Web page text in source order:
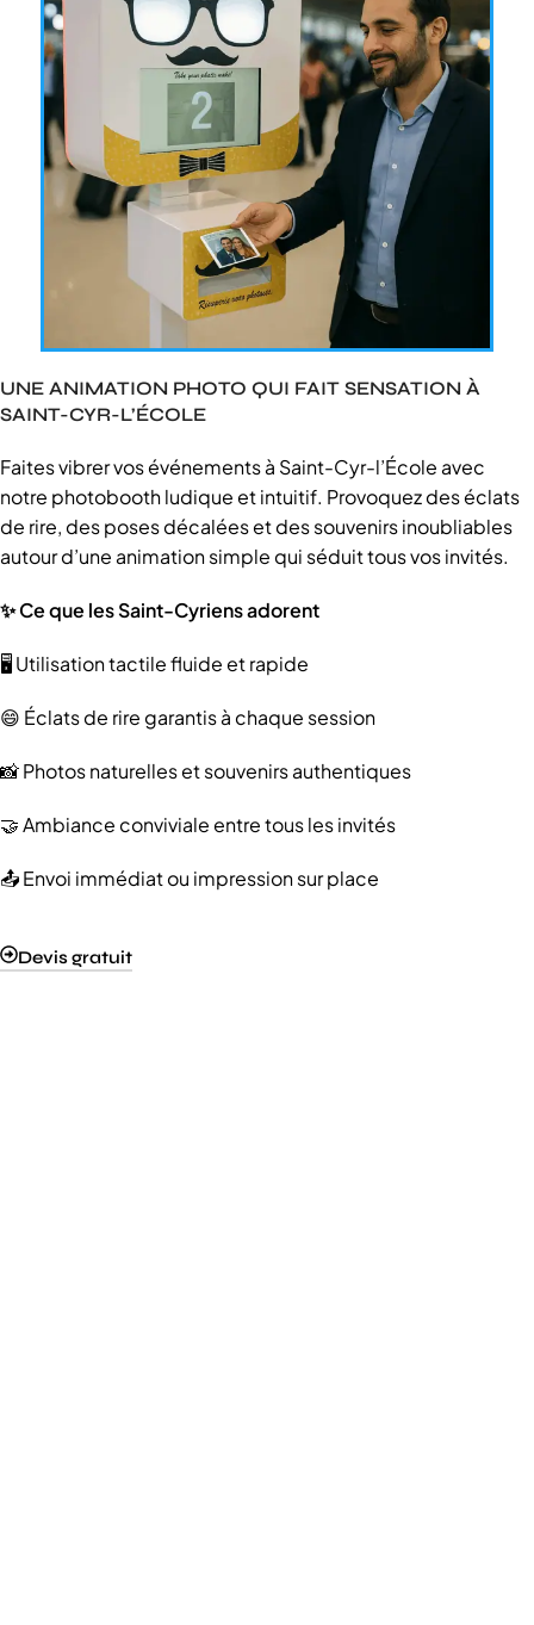
UNE ANIMATION PHOTO QUI FAIT SENSATION À
SAINT-CYR-L’ÉCOLE
Faites vibrer vos événements à Saint-Cyr-l’École avec
notre photobooth ludique et intuitif. Provoquez des éclats
de rire, des poses décalées et des souvenirs inoubliables
autour d’une animation simple qui séduit tous vos invités.
✨ Ce que les Saint-Cyriens adorent
🖥️ Utilisation tactile fluide et rapide
😄 Éclats de rire garantis à chaque session
📸 Photos naturelles et souvenirs authentiques
🤝 Ambiance conviviale entre tous les invités
📤 Envoi immédiat ou impression sur place
Devis gratuit